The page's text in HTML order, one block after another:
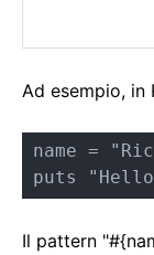
Ad esempio, in
name =
puts
Il pattern